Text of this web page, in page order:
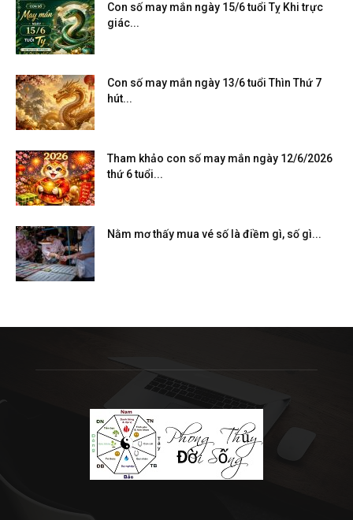
Con số may mắn ngày 15/6 tuổi Tỵ Khi trực
giác...
Con số may mắn ngày 13/6 tuổi Thìn Thứ 7
hút...
Tham khảo con số may mắn ngày 12/6/2026
thứ 6 tuổi...
Nằm mơ thấy mua vé số là điềm gì, số gì...